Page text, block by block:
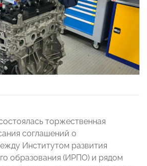
торжественная
соглашений о
Институтом развития
образования (ИРПО) и рядом